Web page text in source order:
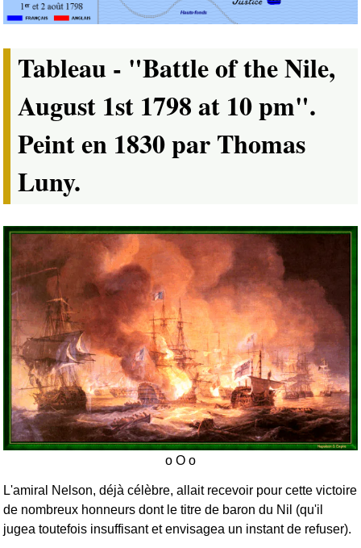
Tableau - "Battle of the Nile,
August 1st 1798 at 10 pm".
Peint en 1830 par Thomas
Luny.
L'amiral Nelson, déjà célèbre, allait recevoir pour cette victoire
de nombreux honneurs dont le titre de baron du Nil (qu'il
jugea toutefois insuffisant et envisagea un instant de refuser).